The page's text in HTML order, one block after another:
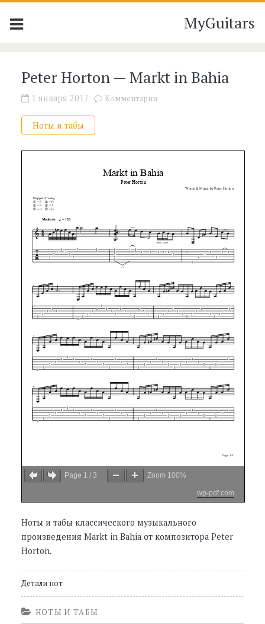
MyGuitars
Peter Horton — Markt in Bahia
1 января 2017 Комментарии
Ноты и табы
Page 1 / 3 Zoom 100%
wp-pdf.com
Ноты и табы классического музыкального
произведения Markt in Bahia от композитора Peter
Horton.
Детали нот
НОТЫ И ТАБЫ